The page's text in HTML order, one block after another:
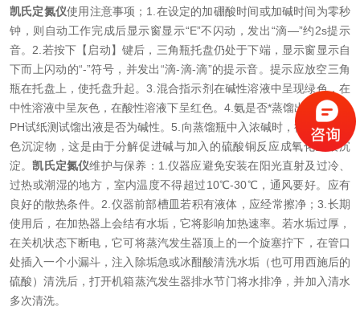
凯氏定氮仪使用注意事项； 1.在设定的加硼酸时间或加碱时间为零秒
钟，则自动工作完成后显示窗显示“E”不闪动，发出“滴—”约2s提示
音。 2.若按下【启动】键后，三角瓶托盘仍处于下端，显示窗显示自
下而上闪动的“-”符号，并发出“滴-滴-滴”的提示音。提示应放空三角
瓶在托盘上，使托盘升起。3.混合指示剂在碱性溶液中呈现绿色，在
中性溶液中呈灰色，在酸性溶液下呈红色。 4.氨是否*蒸馏出来，可用
PH试纸测试馏出液是否为碱性。 5.向蒸馏瓶中入浓碱时，往往出现褐
色沉淀物，这是由于分解促进碱与加入的硫酸铜反应成氧化亚银沉
淀。凯氏定氮仪维护与保养： 1.仪器应避免安装在阳光直射及过冷、
过热或潮湿的地方，室内温度不得超过10℃-30℃，通风要好。应有
良好的散热条件。 2.仪器前部槽皿若积有液体，应经常擦净；3.长期
使用后，在加热器上会结有水垢，它将影响加热速率。若水垢过厚，
在关机状态下断电，它可将蒸汽发生器顶上的一个旋塞拧下，在管口
处插入一个小漏斗，注入除垢急或冰酣酸清洗水垢（也可用西施后的
硫酸）清洗后，打开机箱蒸汽发生器排水节门将水排净，并加入清水
多次清洗。